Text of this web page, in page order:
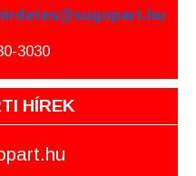
3030
HÍREK